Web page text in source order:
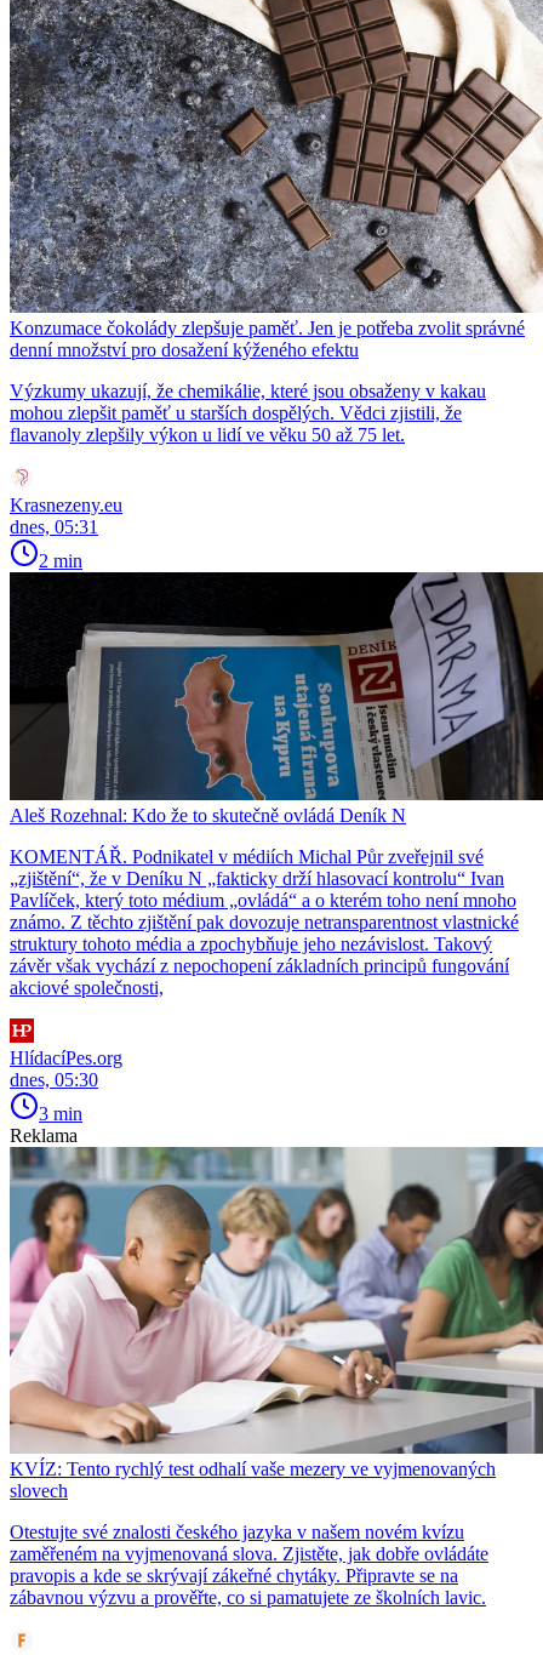
Konzumace čokolády zlepšuje paměť. Jen je potřeba zvolit správné
denní množství pro dosažení kýženého efektu
Výzkumy ukazují, že chemikálie, které jsou obsaženy v kakau
mohou zlepšit paměť u starších dospělých. Vědci zjistili, že
flavanoly zlepšily výkon u lidí ve věku 50 až 75 let.
Krasnezeny.eu
dnes, 05:31
2 min
Aleš Rozehnal: Kdo že to skutečně ovládá Deník N
KOMENTÁŘ. Podnikatel v médiích Michal Půr zveřejnil své
„zjištění“, že v Deníku N „fakticky drží hlasovací kontrolu“ Ivan
Pavlíček, který toto médium „ovládá“ a o kterém toho není mnoho
známo. Z těchto zjištění pak dovozuje netransparentnost vlastnické
struktury tohoto média a zpochybňuje jeho nezávislost. Takový
závěr však vychází z nepochopení základních principů fungování
akciové společnosti,
HlídacíPes.org
dnes, 05:30
3 min
Reklama
KVÍZ: Tento rychlý test odhalí vaše mezery ve vyjmenovaných
slovech
Otestujte své znalosti českého jazyka v našem novém kvízu
zaměřeném na vyjmenovaná slova. Zjistěte, jak dobře ovládáte
pravopis a kde se skrývají zákeřné chytáky. Připravte se na
zábavnou výzvu a prověřte, co si pamatujete ze školních lavic.